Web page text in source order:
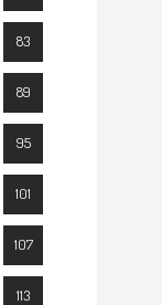
83
89
95
101
107
113